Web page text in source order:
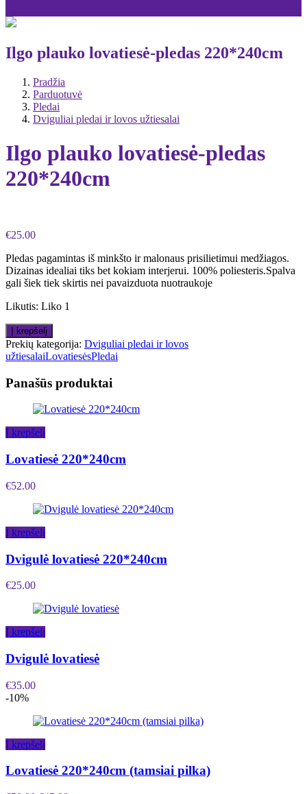
Ilgo plauko lovatiesė-pledas 220*240cm
Pradžia
Parduotuvė
Pledai
Dviguliai pledai ir lovos užtiesalai
Ilgo plauko lovatiesė-pledas
220*240cm
€25.00
Pledas pagamintas iš minkšto ir malonaus prisilietimui medžiagos.
Dizainas idealiai tiks bet kokiam interjerui. 100% poliesteris.Spalva
gali šiek tiek skirtis nei pavaizduota nuotraukoje
Likutis: Liko 1
Į krepšelį
Prekių kategorija: Dviguliai pledai ir lovos
užtiesalaiLovatiesėsPledai
Panašūs produktai
Į krepšelį
Lovatiesė 220*240cm
€52.00
Į krepšelį
Dvigulė lovatiesė 220*240cm
€25.00
Į krepšelį
Dvigulė lovatiesė
€35.00
-10%
Į krepšelį
Lovatiesė 220*240cm (tamsiai pilka)